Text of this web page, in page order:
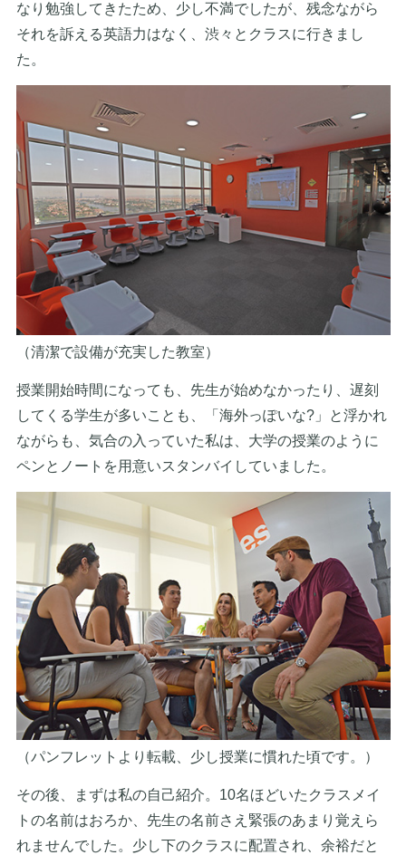
なり勉強してきたため、少し不満でしたが、残念ながら
それを訴える英語力はなく、渋々とクラスに行きまし
た。
（清潔で設備が充実した教室）
授業開始時間になっても、先生が始めなかったり、遅刻
してくる学生が多いことも、「海外っぽいな?」と浮かれ
ながらも、気合の入っていた私は、大学の授業のように
ペンとノートを用意いスタンバイしていました。
（パンフレットより転載、少し授業に慣れた頃です。）
その後、まずは私の自己紹介。10名ほどいたクラスメイ
トの名前はおろか、先生の名前さえ緊張のあまり覚えら
れませんでした。少し下のクラスに配置され、余裕だと